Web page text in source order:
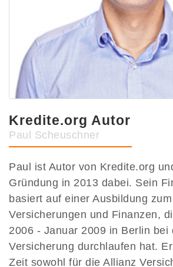
Kredite.org Autor
Paul Scheuschner
Paul ist Autor von Kredite.org
Gründung in 2013 dabei. Sein
basiert auf einer Ausbildung
Versicherungen und Finanzen,
2006 - Januar 2009 in Berlin bei
Versicherung durchlaufen hat.
Zeit sowohl für die Allianz